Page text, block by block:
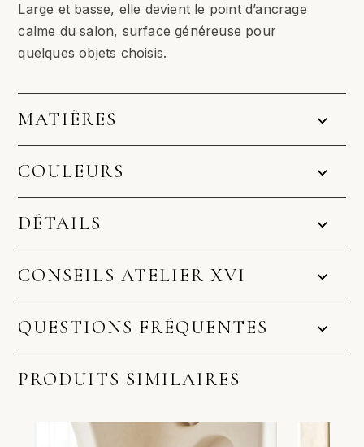
Large et basse, elle devient le point d’ancrage
calme du salon, surface généreuse pour
quelques objets choisis.
MATIÈRES
COULEURS
DÉTAILS
CONSEILS ATELIER XVI
QUESTIONS FRÉQUENTES
PRODUITS SIMILAIRES